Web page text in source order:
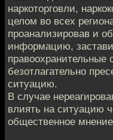
наркоторговли,
целом во всех
проанализировав и
информацию,
безотлагательно
ситуацию.
В случае
влиять на ситуацию
общественное